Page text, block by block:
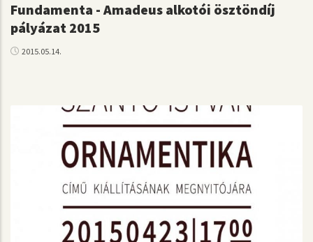
Fundamenta - Amadeus alkotói ösztöndíj
pályázat 2015
2015.05.14.